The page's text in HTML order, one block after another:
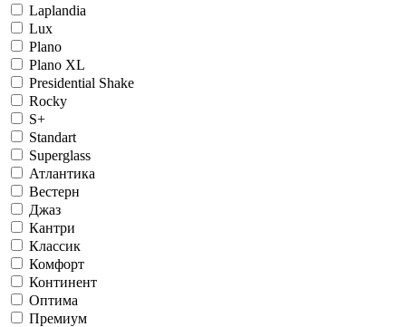
Laplandia
Lux
Plano
Plano XL
Presidential Shake
Rocky
S+
Standart
Superglass
Атлантика
Вестерн
Джаз
Кантри
Классик
Комфорт
Континент
Оптима
Премиум